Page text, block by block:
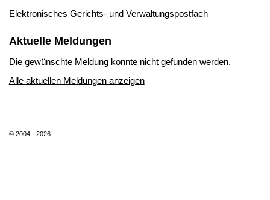
Elektronisches Gerichts- und Verwaltungspostfach
Aktuelle Meldungen
Die gewünschte Meldung konnte nicht gefunden werden.
Alle aktuellen Meldungen anzeigen
© 2004 - 2026